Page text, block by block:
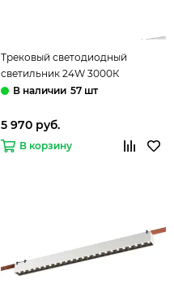
Трековый светодиодный
светильник 24W 3000К
ST455.436.24 чёрный Band ST-
57 шт
5 970 руб.
В корзину